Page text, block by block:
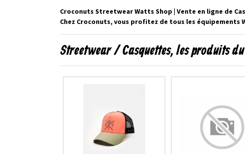
Croconuts Streetwear Watts Shop | Vente en ligne de
Chez Croconuts, vous profitez de tous les
Streetwear / Casquettes, les produits